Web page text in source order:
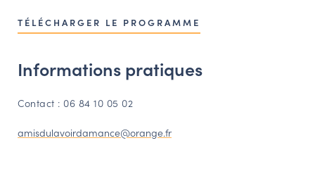
TÉLÉCHARGER LE PROGRAMME
Informations pratiques
Contact : 06 84 10 05 02
amisdulavoirdamance@orange.fr